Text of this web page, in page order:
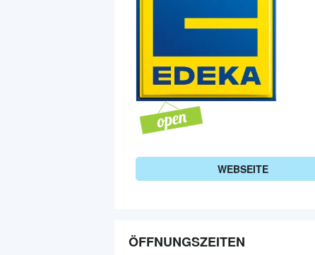
WEBSEITE
ÖFFNUNGSZEITEN